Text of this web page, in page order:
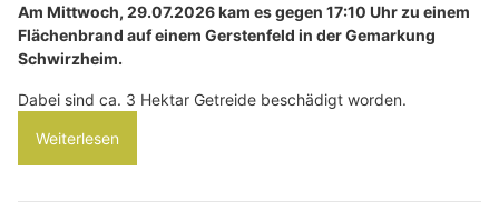
Am Mittwoch, 29.07.2026 kam es gegen 17:10 Uhr zu einem
Flächenbrand auf einem Gerstenfeld in der Gemarkung
Schwirzheim.
Dabei sind ca. 3 Hektar Getreide beschädigt worden.
Weiterlesen